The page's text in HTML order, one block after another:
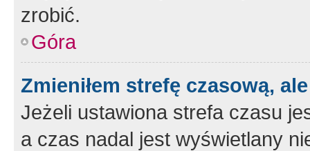
zrobić.
Góra
Zmieniłem strefę czasową,
Jeżeli ustawiona strefa czasu
a czas nadal jest wyświetlany